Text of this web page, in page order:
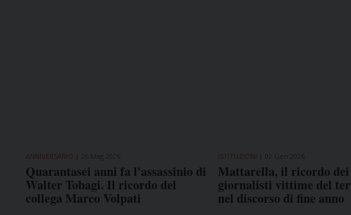
ANNIVERSARIO
Quarantasei anni fa l'assassinio di
Walter Tobagi. Il ricordo del
collega Marco Volpati
ISTITUZIONI
Mattarella, il ricordo dei
giornalisti vittime del
nel discorso di fine anno